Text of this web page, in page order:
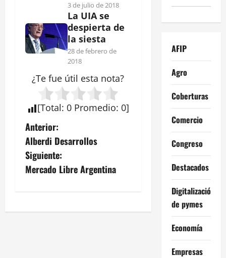
3 de julio de 2018
La UIA se
despierta de
la siesta
28 de febrero de
2018
¿Te fue útil esta nota?
[Total: 0 Promedio: 0]
N
a
v
g
Anterior:
Alberdi Desarrollos
Siguiente:
Mercado Libre Argentina
AFIP
Agro
Coberturas
Comercio
Congreso
Destacados
Digitalización
de pymes
Economía
Empresas